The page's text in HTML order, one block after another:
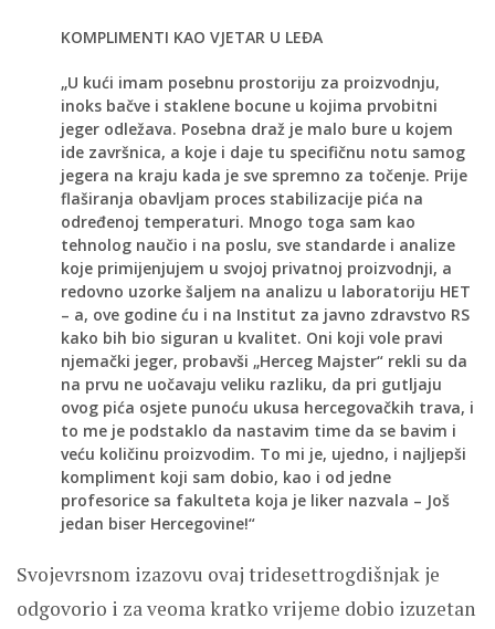
KOMPLIMENTI KAO VJETAR U LEĐA
„U kući imam posebnu prostoriju za proizvodnju,
inoks bačve i staklene bocune u kojima prvobitni
jeger odležava. Posebna draž je malo bure u kojem
ide završnica, a koje i daje tu specifičnu notu samog
jegera na kraju kada je sve spremno za točenje. Prije
flaširanja obavljam proces stabilizacije pića na
određenoj temperaturi. Mnogo toga sam kao
tehnolog naučio i na poslu, sve standarde i analize
koje primijenjujem u svojoj privatnoj proizvodnji, a
redovno uzorke šaljem na analizu u laboratoriju HET
– a, ove godine ću i na Institut za javno zdravstvo RS
kako bih bio siguran u kvalitet. Oni koji vole pravi
njemački jeger, probavši „Herceg Majster“ rekli su da
na prvu ne uočavaju veliku razliku, da pri gutljaju
ovog pića osjete punoću ukusa hercegovačkih trava, i
to me je podstaklo da nastavim time da se bavim i
veću količinu proizvodim. To mi je, ujedno, i najljepši
kompliment koji sam dobio, kao i od jedne
profesorice sa fakulteta koja je liker nazvala – Još
jedan biser Hercegovine!“
Svojevrsnom izazovu ovaj tridesettrogdišnjak je
odgovorio i za veoma kratko vrijeme dobio izuzetan